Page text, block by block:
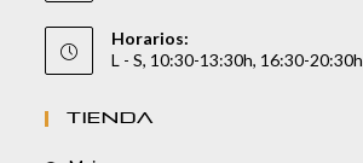
Horarios:
L - S, 10:30-13:30h, 16:30-20:30h
TIENDA